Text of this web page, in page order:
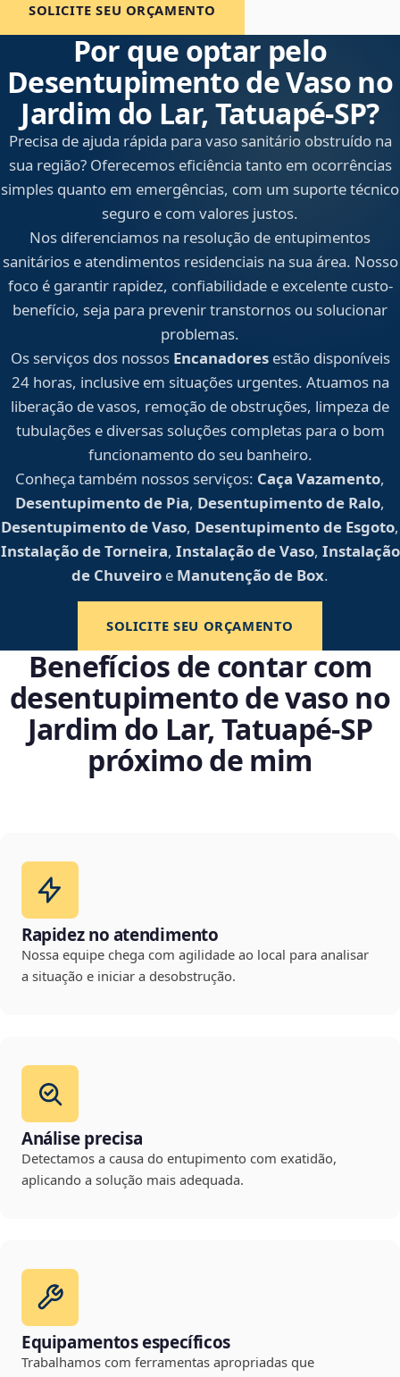
SOLICITE SEU ORÇAMENTO
Por que optar pelo
Desentupimento de Vaso no
Jardim do Lar, Tatuapé‑SP?
Precisa de ajuda rápida para vaso sanitário obstruído na
sua região? Oferecemos eficiência tanto em ocorrências
simples quanto em emergências, com um suporte técnico
seguro e com valores justos.
Nos diferenciamos na resolução de entupimentos
sanitários e atendimentos residenciais na sua área. Nosso
foco é garantir rapidez, confiabilidade e excelente custo-
benefício, seja para prevenir transtornos ou solucionar
problemas.
Os serviços dos nossos Encanadoresestão disponíveis
24 horas, inclusive em situações urgentes. Atuamos na
liberação de vasos, remoção de obstruções, limpeza de
tubulações e diversas soluções completas para o bom
funcionamento do seu banheiro.
Conheça também nossos serviços: Caça Vazamento,
Desentupimento de Pia, Desentupimento de Ralo,
Desentupimento de Vaso, Desentupimento de Esgoto,
Instalação de Torneira, Instalação de Vaso, Instalação
de Chuveiro e Manutenção de Box.
SOLICITE SEU ORÇAMENTO
Benefícios de contar com
desentupimento de vaso no
Jardim do Lar, Tatuapé‑SP
próximo de mim
Rapidez no atendimento
Nossa equipe chega com agilidade ao local para analisar
a situação e iniciar a desobstrução.
Análise precisa
Detectamos a causa do entupimento com exatidão,
aplicando a solução mais adequada.
Equipamentos específicos
Trabalhamos com ferramentas apropriadas que